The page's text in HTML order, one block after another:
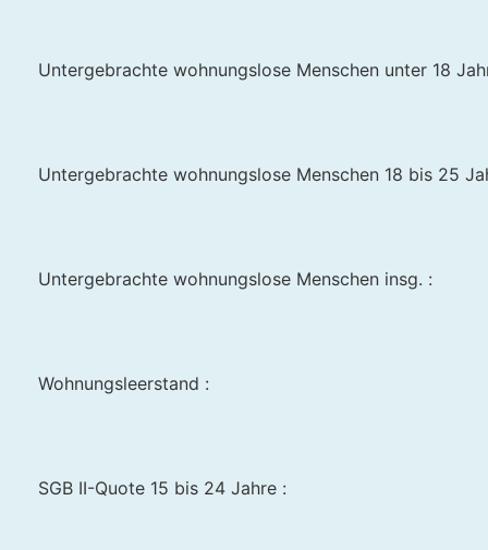
Untergebrachte wohnungslose Menschen unter 18
Untergebrachte wohnungslose Menschen 18 bis 25
Untergebrachte wohnungslose Menschen insg. :
Wohnungsleerstand :
SGB II-Quote 15 bis 24 Jahre :